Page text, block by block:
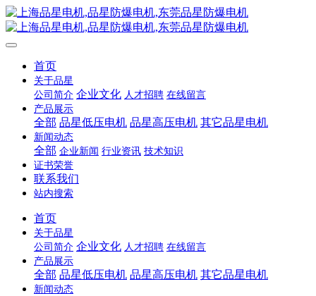
首页
关于品星
公司简介 企业文化 人才招聘 在线留言
产品展示
全部 品星低压电机 品星高压电机 其它品星电机
新闻动态
全部 企业新闻 行业资讯 技术知识
证书荣誉
联系我们
站内搜索
首页
关于品星
公司简介 企业文化 人才招聘 在线留言
产品展示
全部 品星低压电机 品星高压电机 其它品星电机
新闻动态